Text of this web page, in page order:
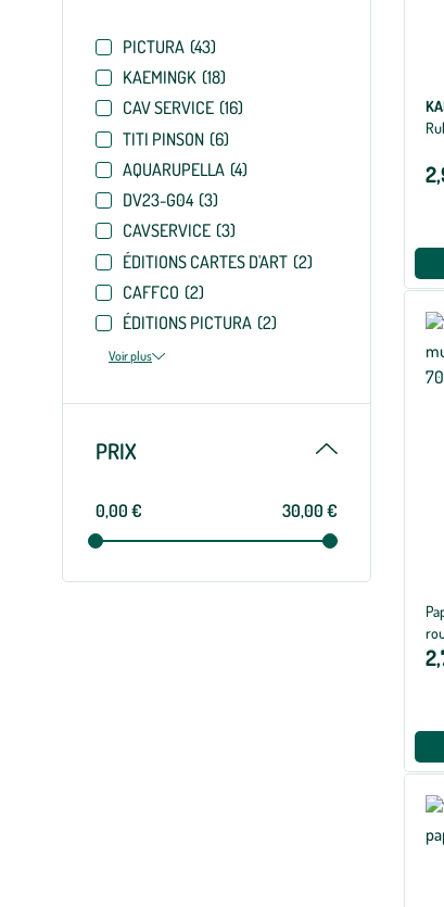
PICTURA (43)
KAEMINGK (18)
CAV SERVICE (16)
TITI PINSON (6)
AQUARUPELLA (4)
DV23-G04 (3)
CAVSERVICE (3)
ÉDITIONS CARTES D'ART (2)
CAFFCO (2)
ÉDITIONS PICTURA (2)
Voir plus
PRIX Replier
0,00 € 30,00 €